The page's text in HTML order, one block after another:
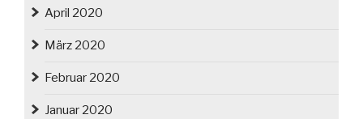
April 2020
März 2020
Februar 2020
Januar 2020